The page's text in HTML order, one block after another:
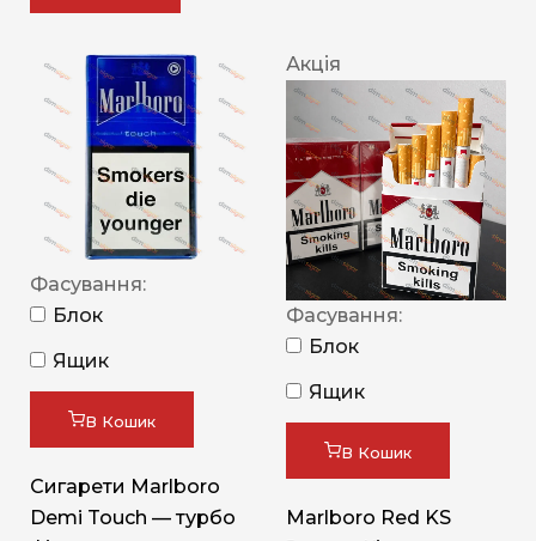
Фасування:
Блок
Ящик
В Кошик
Сигарети Marlboro
Demi Touch — турбо
Акція
Фасування:
Блок
Ящик
В Кошик
Marlboro Red KS